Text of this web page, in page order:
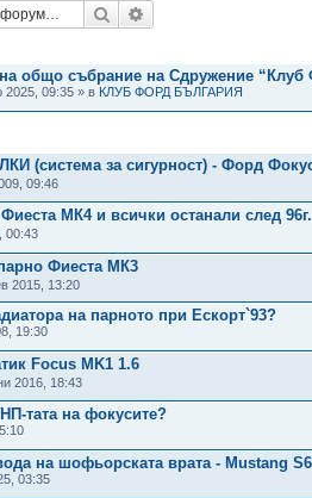
Търсене
общо събрание на Сдружение “Клуб
2025, 09:35 » в КЛУБ ФОРД БЪЛГАРИЯ
(система за сигурност) - Форд
09:46
МК4 и всички останали след 96г.
00:43
Фиеста МК3
2015, 13:20
на парното при Ескорт`93?
19:30
Focus MK1 1.6
2016, 18:43
тата на фокусите?
на шофьорската врата - Mustang
03:35